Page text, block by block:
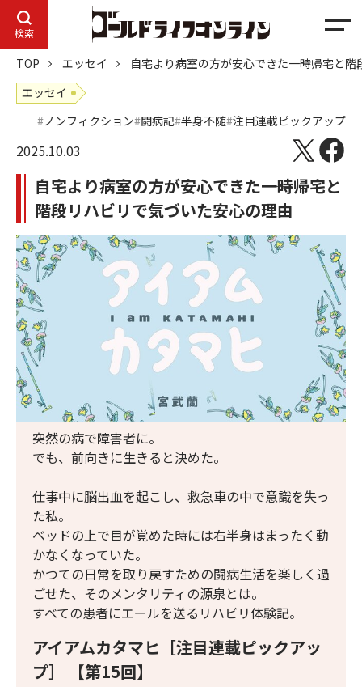
検索
メ
ニ
ュ
TOP エッセイ
自宅より病室の方が安心できた――一時帰宅と
エッセイ
ノンフィクション 闘病記 半身不随 注目連載ピックアップ
2025.10.03
自宅より病室の方が安心できた――一時帰宅と
階段リハビリで気づいた安心の理由
アイアムカタマヒ［注目連載ピックアッ
プ］ 【第15回】
突然の病で障害者に。
でも、前向きに生きると決めた。
仕事中に脳出血を起こし、救急車の中で意識を失っ
た私。
ベッドの上で目が覚めた時には右半身はまったく動
かなくなっていた。
かつての日常を取り戻すための闘病生活を楽しく過
ごせた、そのメンタリティの源泉とは。
すべての患者にエールを送るリハビリ体験記。